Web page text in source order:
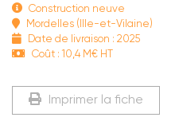
Construction neuve
Mordelles (Ille-et-Vilaine)
Date de livraison : 2025
Coût : 10,4 M€ HT
Imprimer la fiche